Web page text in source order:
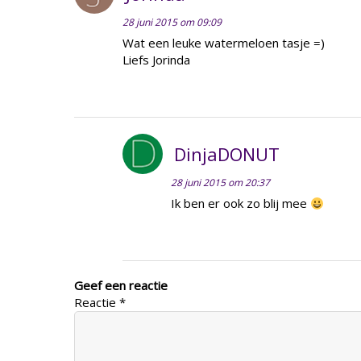
28 juni 2015 om 09:09
Wat een leuke watermeloen tasje =)
Liefs Jorinda
DinjaDONUT
28 juni 2015 om 20:37
Ik ben er ook zo blij mee
Geef een reactie
Reactie *